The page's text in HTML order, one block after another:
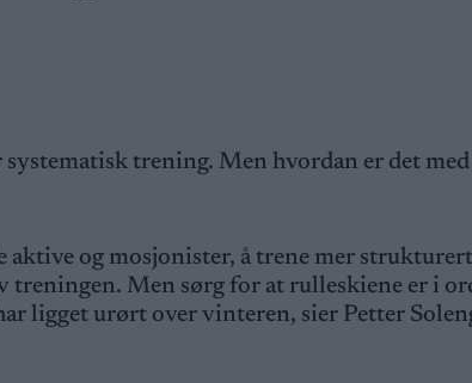
systematisk trening. Men hvordan er det med
aktive og mosjonister, å trene mer
treningen. Men sørg for at rulleskiene er i
ligget urørt over vinteren, sier Petter